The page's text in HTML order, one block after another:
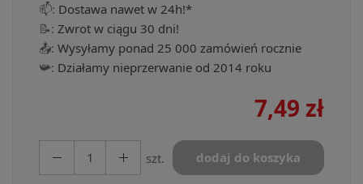
📫: Dostawa nawet w 24h!*
📝: Zwrot w ciągu 30 dni!
📤: Wysyłamy ponad 25 000 zamówień rocznie
📯: Działamy nieprzerwanie od 2014 roku
7,49 zł
szt. dodaj do koszyka